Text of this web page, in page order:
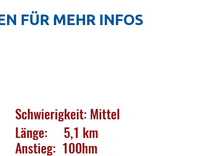
FÜR MEHR INFOS